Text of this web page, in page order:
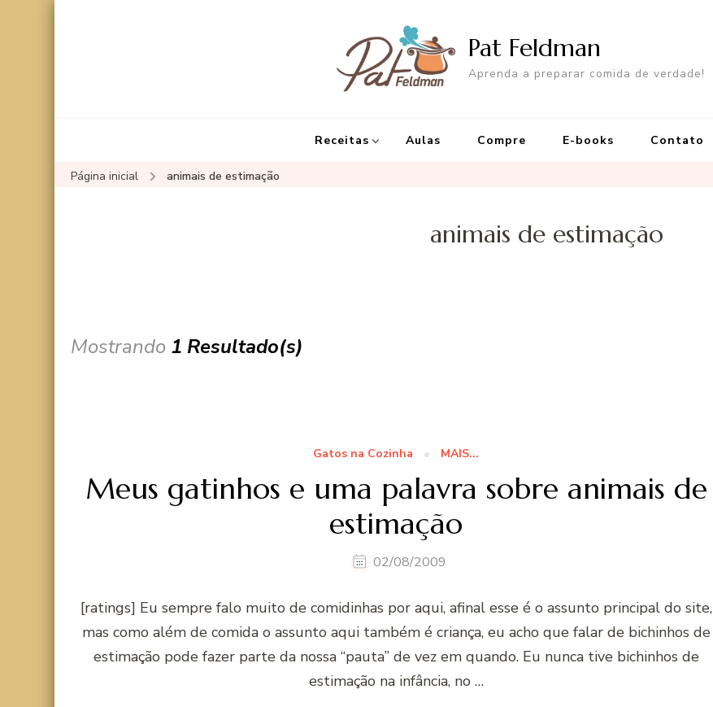
Pat Feldman
Aprenda a preparar comida de verdade!
Receitas Aulas Compre E-books Contato
Página inicial animais de estimação
animais de estimação
Mostrando 1 Resultado(s)
Gatos na Cozinha MAIS...
Meus gatinhos e uma palavra sobre animais de
estimação
02/08/2009
[ratings] Eu sempre falo muito de comidinhas por aqui, afinal esse é o assunto principal do site,
mas como além de comida o assunto aqui também é criança, eu acho que falar de bichinhos de
estimação pode fazer parte da nossa “pauta” de vez em quando. Eu nunca tive bichinhos de
estimação na infância, no …